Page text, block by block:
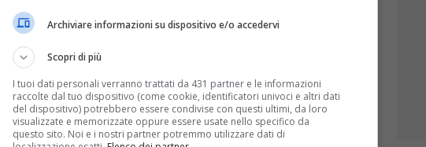
dal santuario della Brughiera di
di visitare tutti i luoghi in cui si venera una
della vicina provincia di Vercelli
dopo aver fatto tappa a Noveis, Postua,
Portula, Sagliano e al santuario di Graglia.
Archiviare informazioni su dispositivo e/o accedervi
Scopri di più
I tuoi dati personali verranno trattati da 431 partner e le informazioni
raccolte dal tuo dispositivo (come cookie, identificatori univoci e altri dati
del dispositivo) potrebbero essere condivise con questi ultimi, da loro
visualizzate e memorizzate oppure essere usate nello specifico da
questo sito. Noi e i nostri partner potremmo utilizzare dati di